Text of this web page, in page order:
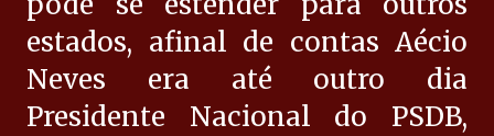
estados, afinal de contas Aécio
Neves era até outro dia
Presidente Nacional do PSDB,